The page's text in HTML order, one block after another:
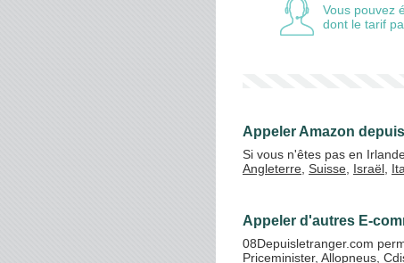
Vous pouvez
dont le tarif
Appeler Amazon
Si vous n'êtes pas en
Angleterre Suisse Israël
Appeler d'autres E-
08Depuisletranger.com
Priceminister, Allopneus